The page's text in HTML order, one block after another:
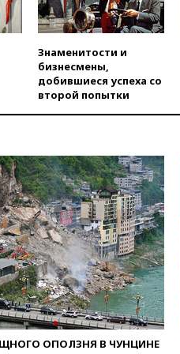
Знаменитости и
бизнесмены,
добившиеся успеха со
второй попытки
ОПОЛЗНЯ В ЧУНЦИНЕ